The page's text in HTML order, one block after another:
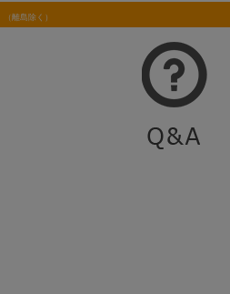
（離島除く）